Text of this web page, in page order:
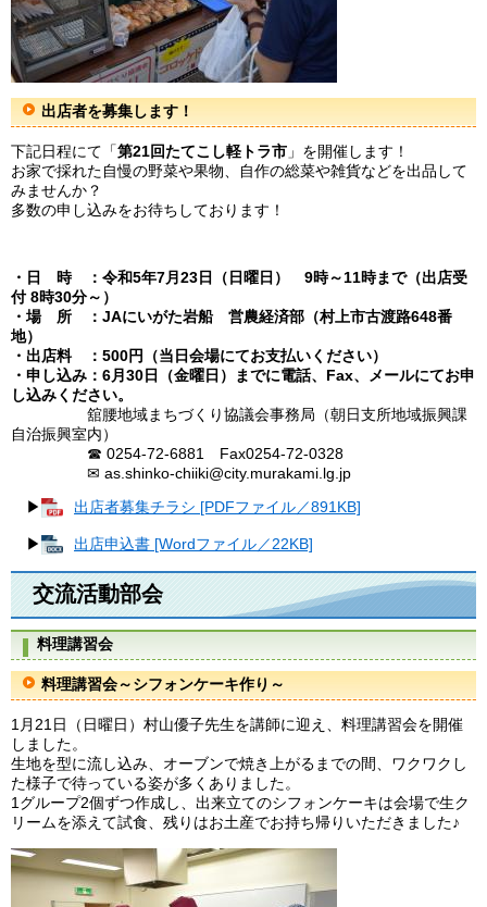
出店者を募集します！
下記日程にて「第21回たてこし軽トラ市 」を開催します！
お家で採れた自慢の野菜や果物、自作の総菜や雑貨などを出品して
みませんか？
多数の申し込みをお待ちしております！
・日 時 ：令和5年7月23日（日曜日） 9時～11時まで（出店受
付 8時30分～）
・場 所 ：JAにいがた岩船 営農経済部（村上市古渡路648番
地）
・出店料 ：500円（当日会場にてお支払いください）
・申し込み：6月30日（金曜日）までに電話、Fax、メールにてお申
し込みください。
舘腰地域まちづくり協議会事務局（朝日支所地域振興課
自治振興室内）
☎ 0254-72-6881 Fax0254-72-0328
✉ as.shinko-chiiki@city.murakami.lg.jp
▶
出店者募集チラシ [PDFファイル／891KB]
▶ 出店申込書 [Wordファイル／22KB]
交流活動部会
料理講習会
料理講習会～シフォンケーキ作り～
1月21日（日曜日）村山優子先生を講師に迎え、料理講習会を開催
しました。
生地を型に流し込み、オーブンで焼き上がるまでの間、ワクワクし
た様子で待っている姿が多くありました。
1グループ2個ずつ作成し、出来立てのシフォンケーキは会場で生ク
リームを添えて試食、残りはお土産でお持ち帰りいただきました♪